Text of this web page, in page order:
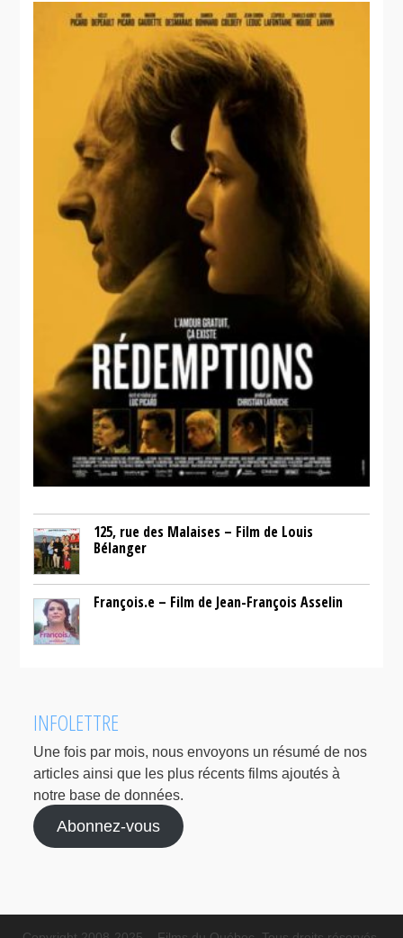
125, rue des Malaises – Film de Louis
Bélanger
François.e – Film de Jean-François Asselin
INFOLETTRE
Une fois par mois, nous envoyons un résumé de nos
articles ainsi que les plus récents films ajoutés à
notre base de données.
Abonnez-vous